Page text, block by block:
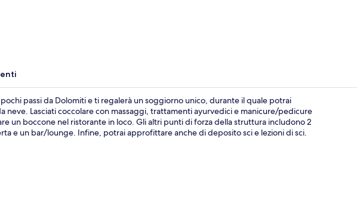
Vista dalla struttura
passi da Dolomiti e ti regalerà un soggiorno unico, durante il quale potrai
neve. Lasciati coccolare con massaggi, trattamenti ayurvedici e manicure/pedicure
un boccone nel ristorante in loco. Gli altri punti di forza della struttura includono 2
e un bar/lounge. Infine, potrai approfittare anche di deposito sci e lezioni di sci.